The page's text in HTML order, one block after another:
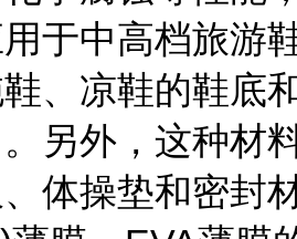
于中高档旅游
、凉鞋的鞋底
另外，这种材
体操垫和密封